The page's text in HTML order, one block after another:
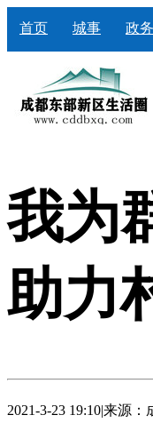
首页 城事 政务
我为
助力
2021-3-23 19:10|来源：